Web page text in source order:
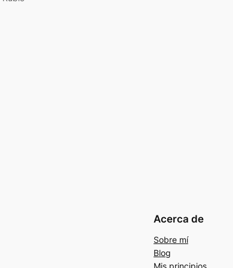
Acerca de
Sobre mí
Blog
Mis principios